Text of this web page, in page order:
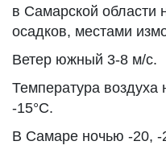
в Самарской области
осадков, местами
Ветер южный 3-8 м/с.
Температура
-15°С.
В Самаре ночью -20, -